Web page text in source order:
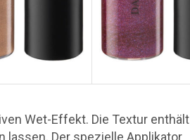
Wet-Effekt. Die Textur enthält
lassen. Der spezielle Applikator